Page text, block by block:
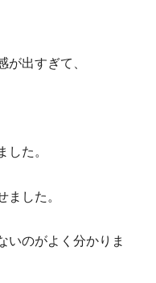
が出すぎて、
した。
ました。
いのがよく分かりま